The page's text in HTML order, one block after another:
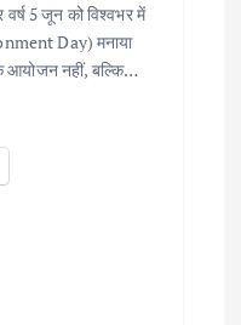
वर्ष 5 जून को विश्वभर में
Day) मनाया
आयोजन नहीं, बल्कि…